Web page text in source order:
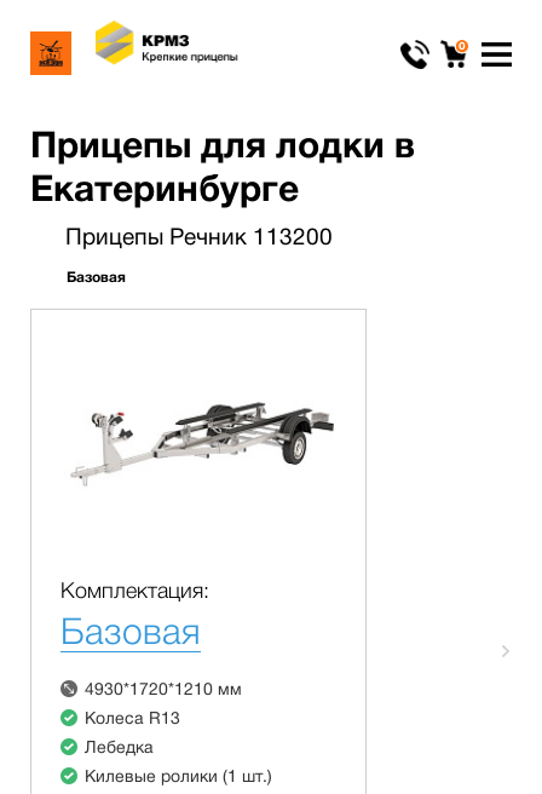
0
Прицепы для лодки в
Екатеринбурге
Прицепы Речник 113200
Базовая
Комплектация:
Базовая
4930*1720*1210 мм
Колеса R13
Лебедка
Килевые ролики (1 шт.)